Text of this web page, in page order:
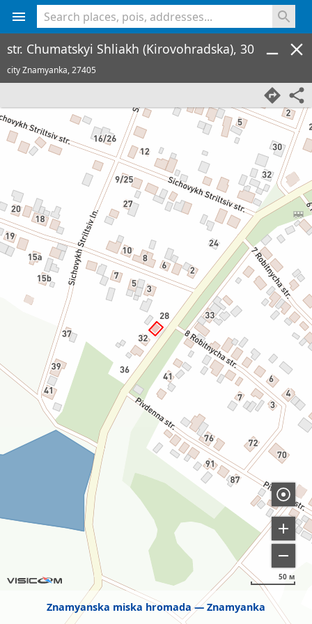
Znamyanska miska hromada Znamyanka
50 м
str. Chumatskyi Shliakh (Kirovohradska), 30
city Znamyanka,27405
<% console.log(hcard) %>